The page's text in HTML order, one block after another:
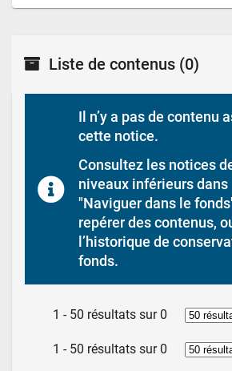
Liste de contenus (0)
Il n’y a pas de contenu
cette notice.
Consultez les notices
niveaux inférieurs dans
"Naviguer dans le
repérer des contenus,
l’historique de
fonds.
1 - 50 résultats sur 0
1 - 50 résultats sur 0